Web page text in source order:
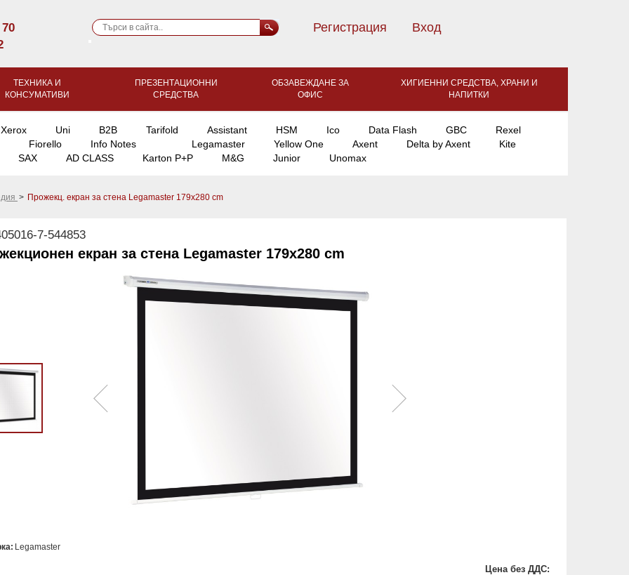
Регистрация Вход
ТЕХНИКА И
КОНСУМАТИВИ
ПРЕЗЕНТАЦИОННИ
СРЕДСТВА
ОБЗАВЕЖДАНЕ ЗА
ОФИС
ХИГИЕННИ СРЕДСТВА, ХРАНИ И
НАПИТКИ
Xerox Uni B2B Tarifold Assistant HSM Ico Data Flash GBC
Rexel
Fiorello
Info Notes Legamaster Yellow One Axent Delta by Axent
Kite
SAX
AD CLASS Karton P+P M&G Junior Unomax
> Прожекц. екран за стена Legamaster 179х280 cm
7-544853
екран за стена Legamaster 179х280 cm
Legamaster
Цена без ДДС: